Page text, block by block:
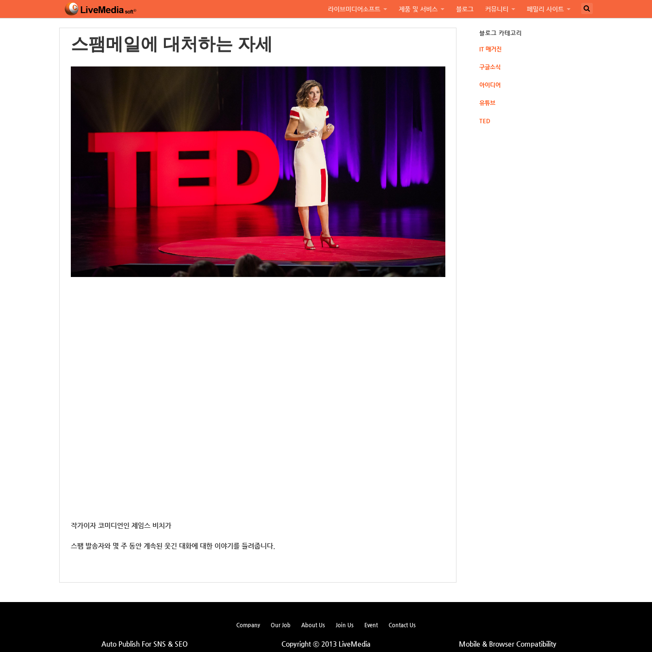
라이브미디어소프트 제품 및 서비스 블로그 커뮤니티 페밀리 사이트
스팸메일에 대처하는 자세
작가이자 코미디언인 제임스 비치가
스팸 발송자와 몇 주 동안 계속된 웃긴 대화에 대한 이야기를 들려줍니다.
블로그 카테고리
IT 매거진
구글소식
아이디어
유튜브
TED
Company Our Job About Us Join Us Event Contact Us
Auto Publish For SNS & SEO Copyright ⓒ 2013 LiveMedia Mobile & Browser Compatibility